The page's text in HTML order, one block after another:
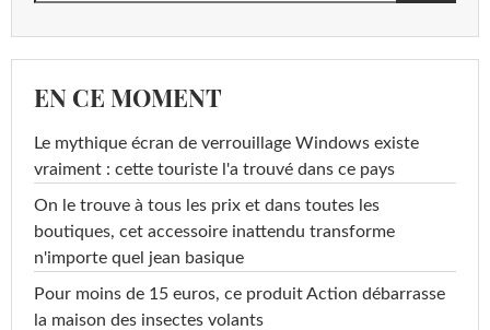
EN CE MOMENT
Le mythique écran de verrouillage Windows existe
vraiment : cette touriste l'a trouvé dans ce pays
On le trouve à tous les prix et dans toutes les
boutiques, cet accessoire inattendu transforme
n'importe quel jean basique
Pour moins de 15 euros, ce produit Action débarrasse
la maison des insectes volants